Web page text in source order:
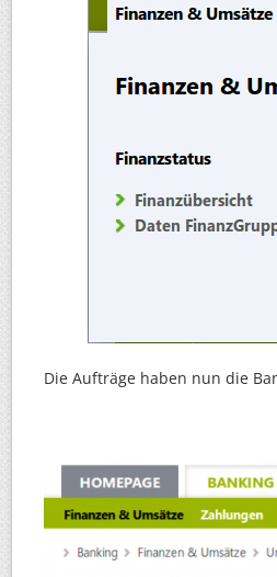
Die Aufträge haben nun die